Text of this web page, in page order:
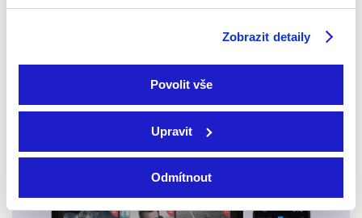
Zobrazit detaily
Povolit vše
Upravit
Odmítnout
Smart TV - Android, Google, Samsung, LG, VIDAA